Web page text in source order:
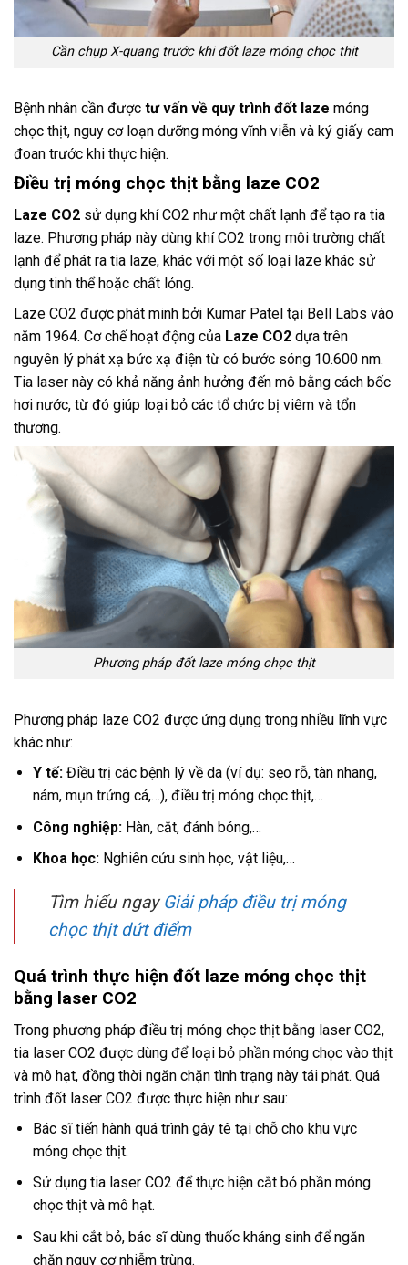
Cần chụp X-quang trước khi đốt laze móng chọc thịt
Bệnh nhân cần được tư vấn về quy trình đốt laze móng
chọc thịt, nguy cơ loạn dưỡng móng vĩnh viễn và ký giấy cam
đoan trước khi thực hiện.
Điều trị móng chọc thịt bằng laze CO2
Laze CO2 sử dụng khí CO2 như một chất lạnh để tạo ra tia
laze. Phương pháp này dùng khí CO2 trong môi trường chất
lạnh để phát ra tia laze, khác với một số loại laze khác sử
dụng tinh thể hoặc chất lỏng.
Laze CO2 được phát minh bởi Kumar Patel tại Bell Labs vào
năm 1964. Cơ chế hoạt động của Laze CO2 dựa trên
nguyên lý phát xạ bức xạ điện từ có bước sóng 10.600 nm.
Tia laser này có khả năng ảnh hưởng đến mô bằng cách bốc
hơi nước, từ đó giúp loại bỏ các tổ chức bị viêm và tổn
thương.
Phương pháp đốt laze móng chọc thịt
Phương pháp laze CO2 được ứng dụng trong nhiều lĩnh vực
khác như:
Y tế:Điều trị các bệnh lý về da (ví dụ: sẹo rỗ, tàn nhang,
nám, mụn trứng cá,…), điều trị móng chọc thịt,…
Công nghiệp:Hàn, cắt, đánh bóng,…
Khoa học:Nghiên cứu sinh học, vật liệu,…
Tìm hiểu ngay Giải pháp điều trị móng
chọc thịt dứt điểm
Quá trình thực hiện đốt laze móng chọc thịt
bằng laser CO2
Trong phương pháp điều trị móng chọc thịt bằng laser CO2,
tia laser CO2 được dùng để loại bỏ phần móng chọc vào thịt
và mô hạt, đồng thời ngăn chặn tình trạng này tái phát. Quá
trình đốt laser CO2 được thực hiện như sau:
Bác sĩ tiến hành quá trình gây tê tại chỗ cho khu vực
móng chọc thịt.
Sử dụng tia laser CO2 để thực hiện cắt bỏ phần móng
chọc thịt và mô hạt.
Sau khi cắt bỏ, bác sĩ dùng thuốc kháng sinh để ngăn
chặn nguy cơ nhiễm trùng.